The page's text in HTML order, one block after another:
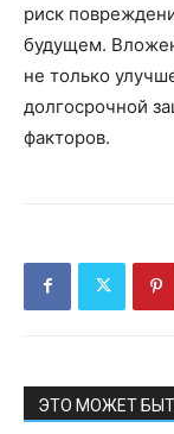
риск
будущем.
не только
долгосрочной
факторов.
ЭТО МОЖЕТ